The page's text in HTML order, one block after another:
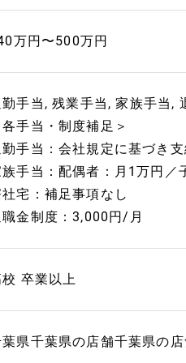
万円〜500万円
手当, 残業手当, 家族手当,
手当・制度補足＞
手当：会社規定に基づき
族手当：配偶者：月1万円／
宅：補足事項なし
職金制度：3,000円/月
卒業以上
県千葉県の店舗千葉県の